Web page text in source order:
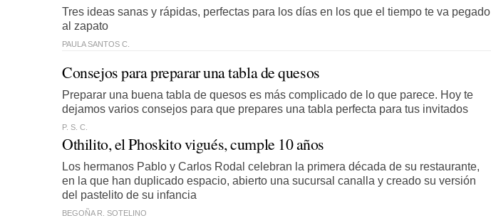
Tres ideas sanas y rápidas, perfectas para los días en los que el tiempo te va pegado
al zapato
PAULA SANTOS C.
Consejos para preparar una tabla de quesos
Preparar una buena tabla de quesos es más complicado de lo que parece. Hoy te
dejamos varios consejos para que prepares una tabla perfecta para tus invitados
P. S. C.
Othilito, el Phoskito vigués, cumple 10 años
Los hermanos Pablo y Carlos Rodal celebran la primera década de su restaurante,
en la que han duplicado espacio, abierto una sucursal canalla y creado su versión
del pastelito de su infancia
BEGOÑA R. SOTELINO